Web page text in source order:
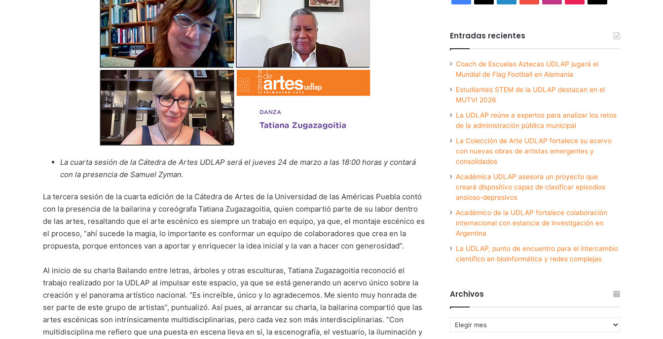
La cuarta sesión de la Cátedra de Artes UDLAP será el jueves 24 de marzo a las 18:00 horas y contará
con la presencia de Samuel Zyman.
La tercera sesión de la cuarta edición de la Cátedra de Artes de la Universidad de las Américas Puebla contó
con la presencia de la bailarina y coreógrafa Tatiana Zugazagoitia, quien compartió parte de su labor dentro
de las artes, resaltando que el arte escénico es siempre un trabajo en equipo, ya que, el montaje escénico es
el proceso, “ahí sucede la magia, lo importante es conformar un equipo de colaboradores que crea en la
propuesta, porque entonces van a aportar y enriquecer la idea inicial y la van a hacer con generosidad”.
Al inicio de su charla Bailando entre letras, árboles y otras esculturas, Tatiana Zugazagoitia reconoció el
trabajo realizado por la UDLAP al impulsar este espacio, ya que se está generando un acervo único sobre la
creación y el panorama artístico nacional. “Es increíble, único y lo agradecemos. Me siento muy honrada de
ser parte de este grupo de artistas”, puntualizó. Así pues, al arrancar su charla, la bailarina compartió que las
artes escénicas son intrínsicamente multidisciplinarias, pero cada vez son más interdisciplinarias. “Con
multidisciplina me refiero que una puesta en escena lleva en sí, la escenografía, el vestuario, la iluminación y
Entradas recientes
Coach de Escuelas Aztecas UDLAP jugará el
Mundial de Flag Football en Alemania
Estudiantes STEM de la UDLAP destacan en el
MUTVI 2026
La UDLAP reúne a expertos para analizar los retos
de la administración pública municipal
La Colección de Arte UDLAP fortalece su acervo
con nuevas obras de artistas emergentes y
consolidados
Académica UDLAP asesora un proyecto que
creará dispositivo capaz de clasificar episodios
ansioso-depresivos
Académico de la UDLAP fortalece colaboración
internacional con estancia de investigación en
Argentina
La UDLAP, punto de encuentro para el intercambio
científico en bioinformática y redes complejas
Archivos
Archivos